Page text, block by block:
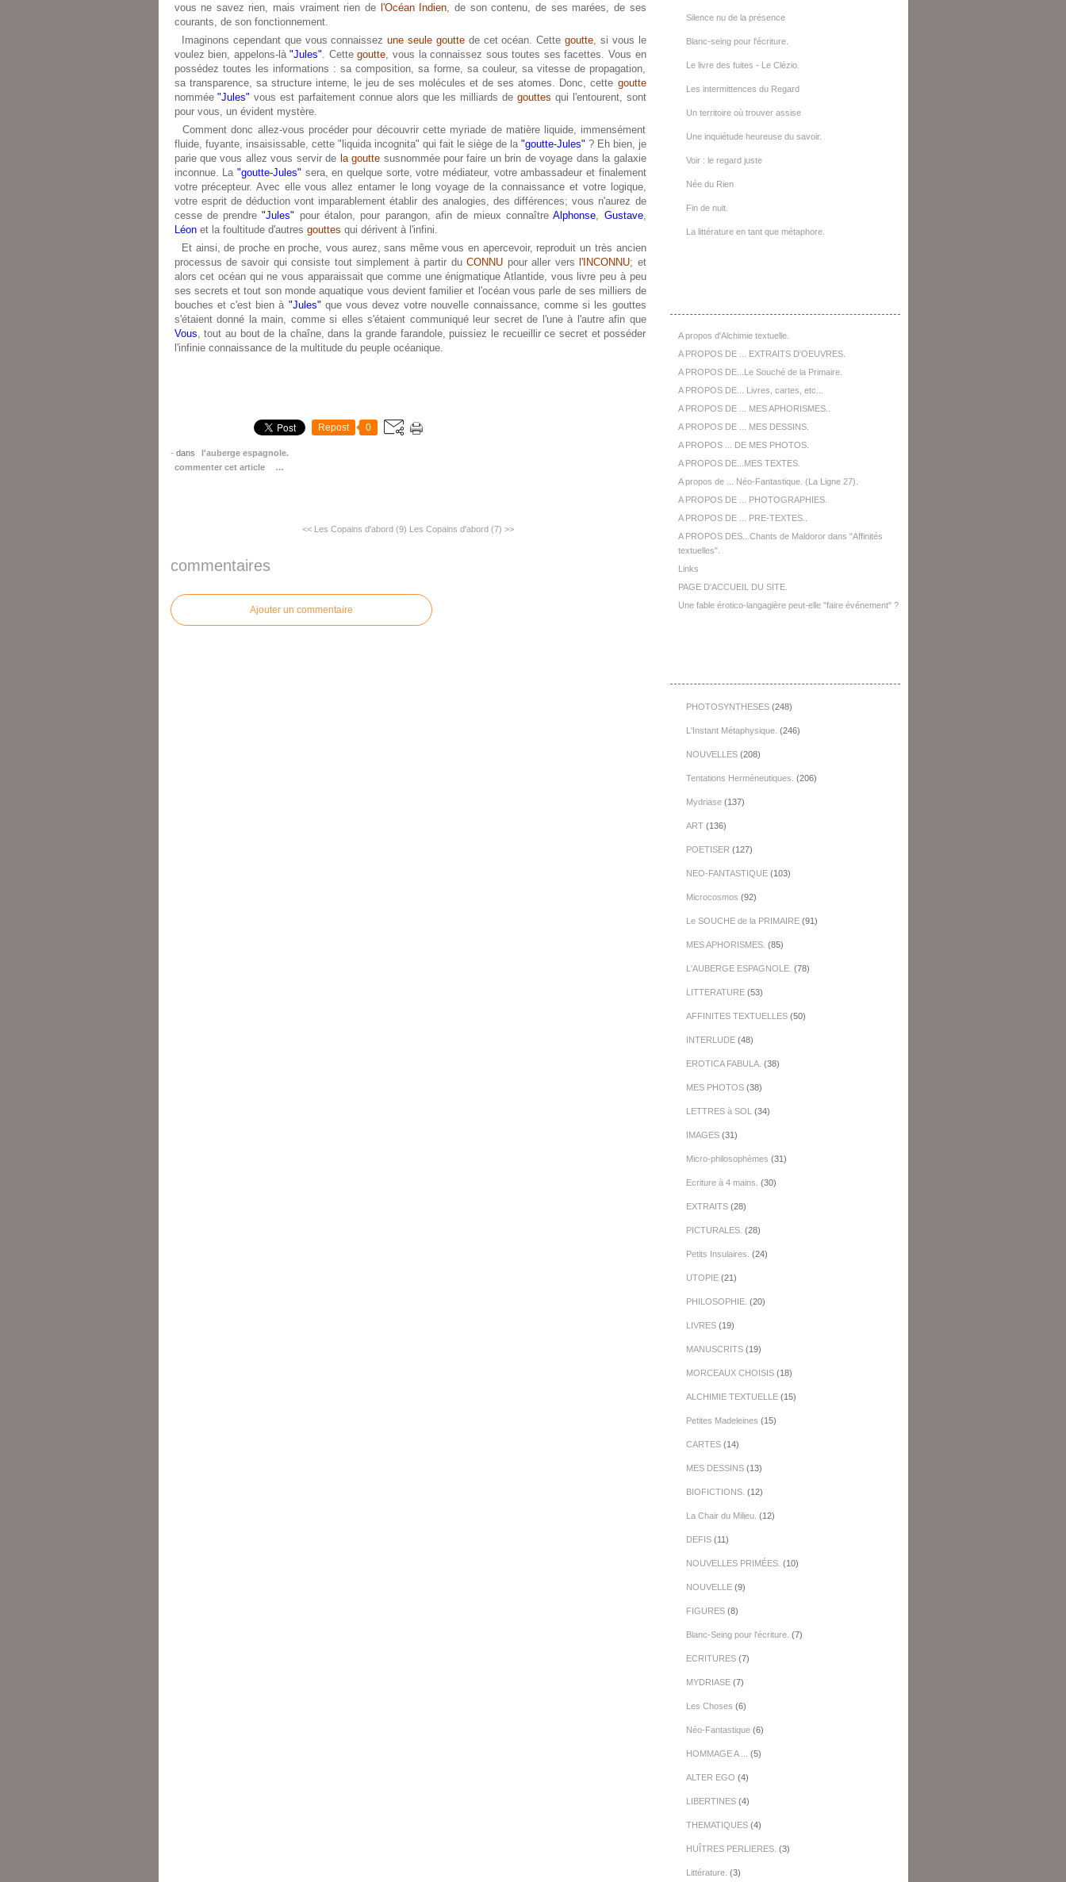
vous ne savez rien, mais vraiment rien de l'Océan Indien, de son contenu, de ses marées, de ses
courants, de son fonctionnement.
Imaginons cependant que vous connaissezune seule gouttede cet océan. Cettegoutte, si vous le
voulez bien, appelons-là"Jules". Cettegoutte, vous la connaissez sous toutes ses facettes. Vous en
possédez toutes les informations : sa composition, sa forme, sa couleur, sa vitesse de propagation,
sa transparence, sa structure interne, le jeu de ses molécules et de ses atomes. Donc, cette goutte
nommée"Jules" vous est parfaitement connue alors que les milliards de gouttes qui l'entourent, sont
pour vous, un évident mystère.
Comment donc allez-vous procéder pour découvrir cette myriade de matière liquide, immensément
fluide, fuyante, insaisissable, cette "liquida incognita" qui fait le siège de la "goutte-Jules" ? Eh bien, je
parie que vous allez vous servir de la goutte susnommée pour faire un brin de voyage dans la galaxie
inconnue. La "goutte-Jules" sera, en quelque sorte, votre médiateur, votre ambassadeur et finalement
votre précepteur. Avec elle vous allez entamer le long voyage de la connaissance et votre logique,
votre esprit de déduction vont imparablement établir des analogies, des différences; vous n'aurez de
cesse de prendre"Jules" pour étalon, pour parangon, afin de mieux connaîtreAlphonse, Gustave,
Léonet la foultitude d'autres gouttes qui dérivent à l'infini.
Et ainsi, de proche en proche, vous aurez, sans même vous en apercevoir, reproduit un très ancien
processus de savoir qui consiste tout simplement à partir duCONNU pour aller vers l'INCONNU; et
alors cet océan qui ne vous apparaissait que comme une énigmatique Atlantide, vous livre peu à peu
ses secrets et tout son monde aquatique vous devient familier et l'océan vous parle de ses milliers de
bouches et c'est bien à "Jules" que vous devez votre nouvelle connaissance, comme si les gouttes
s'étaient donné la main, comme si elles s'étaient communiqué leur secret de l'une à l'autre afin que
Vous, tout au bout de la chaîne, dans la grande farandole, puissiez le recueillir ce secret et posséder
l'infinie connaissance de la multitude du peuple océanique.
Repost 0
- dans
l'auberge espagnole.
commenter cet article
…
<< Les Copains d'abord (9) Les Copains d'abord (7) >>
commentaires
Ajouter un commentaire
Silence nu de la présence
Blanc-seing pour l'écriture.
Le livre des fuites - Le Clézio.
Les intermittences du Regard
Un territoire où trouver assise
Une inquiétude heureuse du savoir.
Voir : le regard juste
Née du Rien
Fin de nuit.
La littérature en tant que métaphore.
A propos d'Alchimie textuelle.
A PROPOS DE ... EXTRAITS D'OEUVRES.
A PROPOS DE...Le Souché de la Primaire.
A PROPOS DE... Livres, cartes, etc...
A PROPOS DE ... MES APHORISMES..
A PROPOS DE ... MES DESSINS.
A PROPOS ... DE MES PHOTOS.
A PROPOS DE...MES TEXTES.
A propos de ... Néo-Fantastique. (La Ligne 27).
A PROPOS DE ... PHOTOGRAPHIES.
A PROPOS DE ... PRE-TEXTES..
A PROPOS DES...Chants de Maldoror dans "Affinités
textuelles".
Links
PAGE D'ACCUEIL DU SITE.
Une fable érotico-langagière peut-elle "faire événement" ?
PHOTOSYNTHESES(248)
L'Instant Métaphysique. (246)
NOUVELLES(208)
Tentations Herméneutiques. (206)
Mydriase(137)
ART(136)
POETISER (127)
NEO-FANTASTIQUE(103)
Microcosmos (92)
Le SOUCHE de la PRIMAIRE(91)
MES APHORISMES. (85)
L'AUBERGE ESPAGNOLE. (78)
LITTERATURE(53)
AFFINITES TEXTUELLES(50)
INTERLUDE(48)
EROTICA FABULA. (38)
MES PHOTOS(38)
LETTRES à SOL (34)
IMAGES(31)
Micro-philosophèmes (31)
Ecriture à 4 mains. (30)
EXTRAITS(28)
PICTURALES. (28)
Petits Insulaires. (24)
UTOPIE(21)
PHILOSOPHIE. (20)
LIVRES(19)
MANUSCRITS(19)
MORCEAUX CHOISIS(18)
ALCHIMIE TEXTUELLE(15)
Petites Madeleines (15)
CARTES(14)
MES DESSINS(13)
BIOFICTIONS. (12)
La Chair du Milieu. (12)
DEFIS(11)
NOUVELLES PRIMÉES. (10)
NOUVELLE(9)
FIGURES(8)
Blanc-Seing pour l'écriture. (7)
ECRITURES(7)
MYDRIASE(7)
Les Choses (6)
Néo-Fantastique(6)
HOMMAGE A ... (5)
ALTER EGO (4)
LIBERTINES(4)
THEMATIQUES(4)
HUÎTRES PERLIERES. (3)
Littérature. (3)